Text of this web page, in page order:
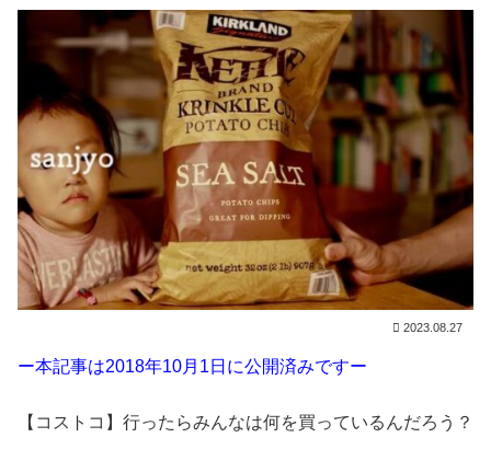
2023.08.27
ー本記事は2018年10月1日に公開済みですー
【コストコ】行ったらみんなは何を買っているんだろう？